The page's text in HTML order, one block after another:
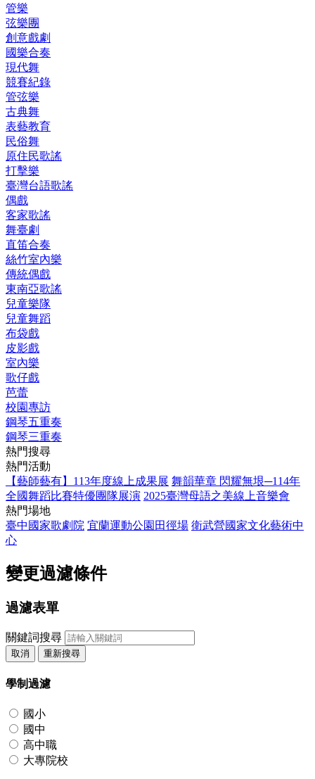
管樂
弦樂團
創意戲劇
國樂合奏
現代舞
競賽紀錄
管弦樂
古典舞
表藝教育
民俗舞
原住民歌謠
打擊樂
臺灣台語歌謠
偶戲
客家歌謠
舞臺劇
直笛合奏
絲竹室內樂
傳統偶戲
東南亞歌謠
兒童樂隊
兒童舞蹈
布袋戲
皮影戲
室內樂
歌仔戲
芭蕾
校園專訪
鋼琴五重奏
鋼琴三重奏
熱門搜尋
熱門活動
【藝師藝有】113年度線上成果展 舞韻華章 閃耀無垠─114年
全國舞蹈比賽特優團隊展演 2025臺灣母語之美線上音樂會
熱門場地
臺中國家歌劇院 宜蘭運動公園田徑場 衛武營國家文化藝術中
心
變更過濾條件
過濾表單
關鍵詞搜尋
取消 重新搜尋
學制過濾
國小
國中
高中職
大專院校